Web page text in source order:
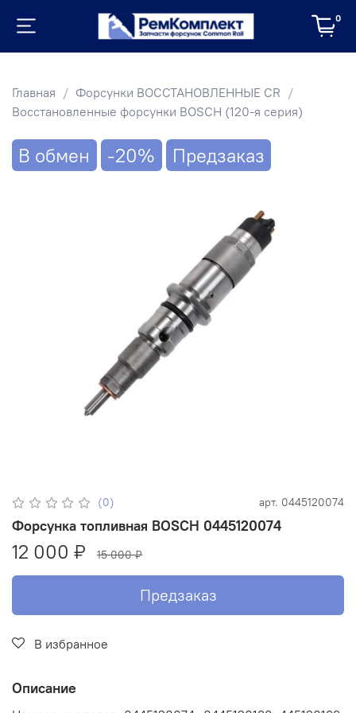
0
Главная
Форсунки ВОССТАНОВЛЕННЫЕ CR
Восстановленные форсунки BOSCH (120-я серия)
В обмен -20% Предзаказ
(0) арт. 0445120074
Форсунка топливная BOSCH 0445120074
12 000 ₽ 15 000 ₽
Предзаказ
В избранное
Описание